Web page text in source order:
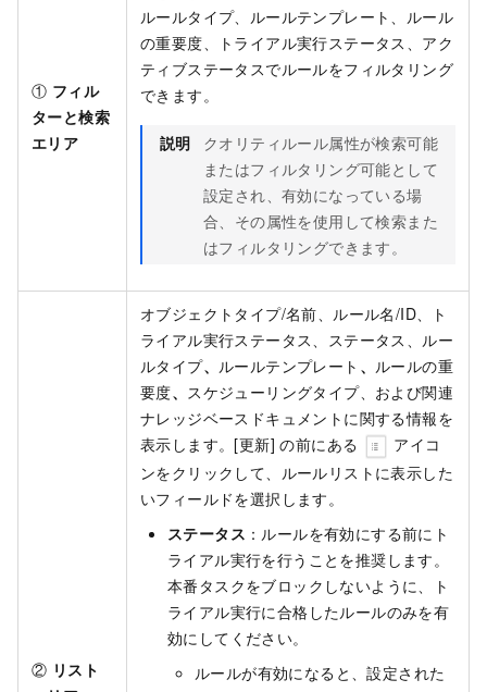
① フィル
ターと検索
エリア
ルールタイプ、ルールテンプレート、ルール
の重要度、トライアル実行ステータス、アク
ティブステータスでルールをフィルタリング
できます。
説明
クオリティルール属性が検索可能
またはフィルタリング可能として
設定され、有効になっている場
合、その属性を使用して検索また
はフィルタリングできます。
② リスト
オブジェクトタイプ/名前、ルール名/ID、ト
ライアル実行ステータス、ステータス、ルー
ルタイプ、 ルールテンプレート 、 ルールの重
要度、 スケジューリングタイプ、および関連
ナレッジベースドキュメントに関する情報を
表示します。[更新] の前にある
アイコ
ンをクリックして、ルールリストに表示した
いフィールドを選択します。
ステータス ：ルールを有効にする前にト
ライアル実行を行うことを推奨します。
本番タスクをブロックしないように、ト
ライアル実行に合格したルールのみを有
効にしてください。
ルールが有効になると、設定された